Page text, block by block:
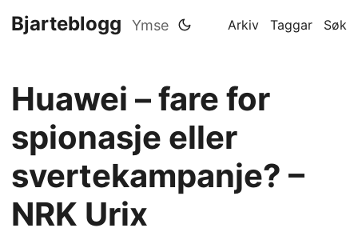
Bjarteblogg Ymse Arkiv Taggar Søk
Huawei – fare for
spionasje eller
svertekampanje? –
NRK Urix